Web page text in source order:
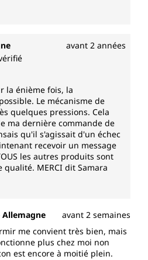
avant 2 années
5 étoiles
la énième fois, la
Le mécanisme de
quelques pressions. Cela
ma dernière commande de
qu'il s'agissait d'un échec
recevoir un message
les autres produits sont
MERCI dit Samara
Allemagne
avant 2 semaines
me convient très bien, mais
plus chez moi non
est encore à moitié plein.